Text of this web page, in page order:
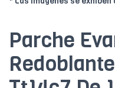
Parche